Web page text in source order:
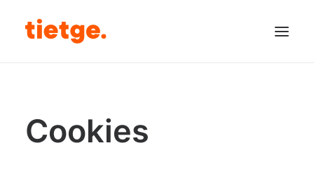
Jobs
Kontakt
Cookies